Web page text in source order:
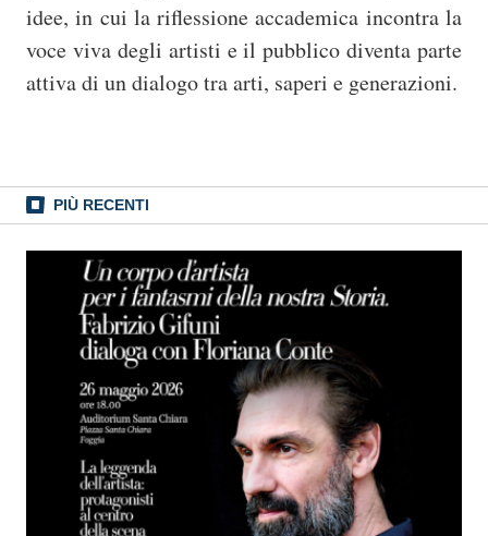
idee, in cui la riflessione accademica incontra la
voce viva degli artisti e il pubblico diventa parte
attiva di un dialogo tra arti, saperi e generazioni.
PIÙ RECENTI